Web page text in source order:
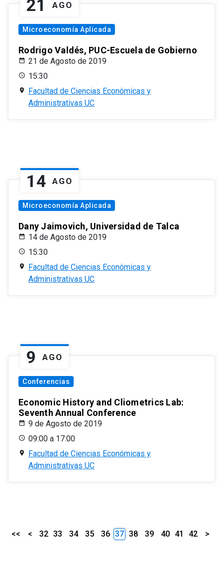
21 AGO
Microeconomía Aplicada
Rodrigo Valdés, PUC-Escuela de Gobierno
21 de Agosto de 2019
15:30
Facultad de Ciencias Económicas y
Administrativas UC
14 AGO
Microeconomía Aplicada
Dany Jaimovich, Universidad de Talca
14 de Agosto de 2019
15:30
Facultad de Ciencias Económicas y
Administrativas UC
9 AGO
Conferencias
Economic History and Cliometrics Lab:
Seventh Annual Conference
9 de Agosto de 2019
09:00 a 17:00
Facultad de Ciencias Económicas y
Administrativas UC
<< < 32 33 34 35 36 37 38 39 40 41 42 >